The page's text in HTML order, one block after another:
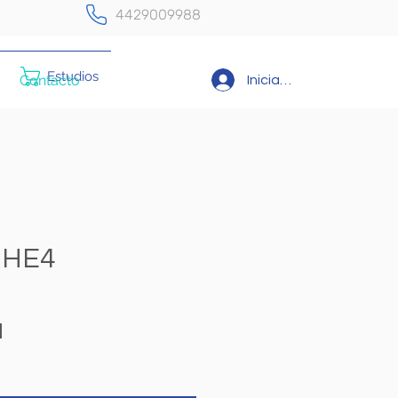
4429009988
Estudios Iniciar sesión
Contacto